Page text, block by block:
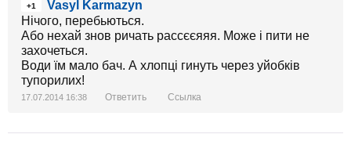
+1
Vasyl Karmazyn
Нічого, перебьються.
Або нехай знов ричать рассєєяяя. Може і пити не
захочеться.
Води їм мало бач. А хлопці гинуть через уйобків
тупорилих!
17.07.2014 16:38 Ответить Ссылка